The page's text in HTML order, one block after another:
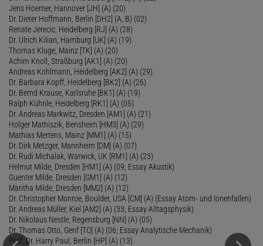
Jens Hoerner, Hannover [JH] (A) (20)
Dr. Dieter Hoffmann, Berlin [DH2] (A, B) (02)
Renate Jerecic, Heidelberg [RJ] (A) (28)
Dr. Ulrich Kilian, Hamburg [UK] (A) (19)
Thomas Kluge, Mainz [TK] (A) (20)
Achim Knoll, Straßburg [AK1] (A) (20)
Andreas Kohlmann, Heidelberg [AK2] (A) (29)
Dr. Barbara Kopff, Heidelberg [BK2] (A) (26)
Dr. Bernd Krause, Karlsruhe [BK1] (A) (19)
Ralph Kühnle, Heidelberg [RK1] (A) (05)
Dr. Andreas Markwitz, Dresden [AM1] (A) (21)
Holger Mathiszik, Bensheim [HM3] (A) (29)
Mathias Mertens, Mainz [MM1] (A) (15)
Dr. Dirk Metzger, Mannheim [DM] (A) (07)
Dr. Rudi Michalak, Warwick, UK [RM1] (A) (23)
Helmut Milde, Dresden [HM1] (A) (09; Essay Akustik)
Guenter Milde, Dresden [GM1] (A) (12)
Maritha Milde, Dresden [MM2] (A) (12)
Dr. Christopher Monroe, Boulder, USA [CM] (A) (Essay Atom- und Ionenfallen)
Dr. Andreas Müller, Kiel [AM2] (A) (33; Essay Alltagsphysik)
Dr. Nikolaus Nestle, Regensburg [NN] (A) (05)
Dr. Thomas Otto, Genf [TO] (A) (06; Essay Analytische Mechanik)
Prof. Dr. Harry Paul, Berlin [HP] (A) (13)